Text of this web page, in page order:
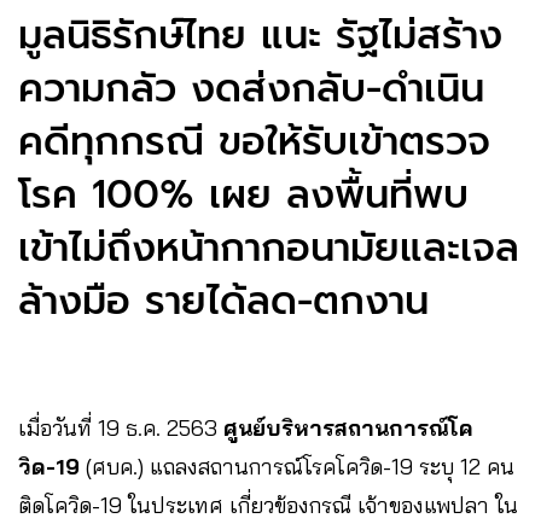
มูลนิธิรักษ์ไทย แนะ รัฐไม่สร้าง
ความกลัว งดส่งกลับ-ดำเนิน
คดีทุกกรณี​ ขอให้รับเข้าตรวจ
โรค 100% เผย ลงพื้นที่พบ
เข้าไม่ถึงหน้ากากอนามัยและเจล
ล้างมือ รายได้ลด​-ตกงาน
เมื่อวันที่​ 19​ ธ.ค.​ 2563​ ศูนย์บริหารสถานการณ์โค
วิด-19 (ศบค.) แถลงสถานการณ์โรคโควิด-19 ระบุ 12 คน
ติดโควิด-19 ในประเทศ เกี่ยวข้องกรณี เจ้าของแพปลา ใน